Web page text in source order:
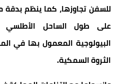
للسفن تجاوزها، كما ينظم
على طول الساحل الأطلسي
البيولوجية المعمول بها في
الثروة السمكية.